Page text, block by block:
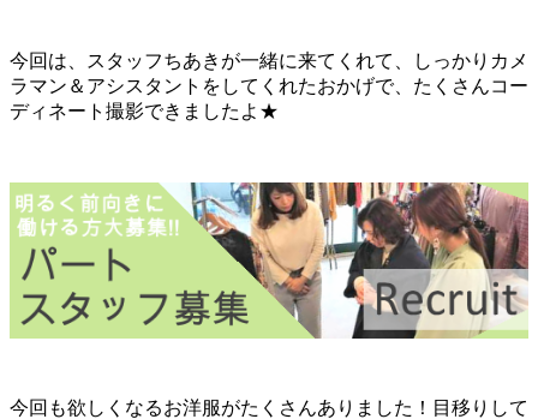
今回は、スタッフちあきが一緒に来てくれて、しっかりカメ
ラマン＆アシスタントをしてくれたおかげで、たくさんコー
ディネート撮影できましたよ★
今回も欲しくなるお洋服がたくさんありました！目移りして